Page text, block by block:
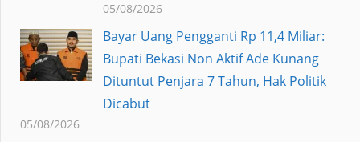
05/08/2026
Bayar Uang Pengganti Rp 11,4 Miliar:
Bupati Bekasi Non Aktif Ade Kunang
Dituntut Penjara 7 Tahun, Hak Politik
Dicabut
05/08/2026